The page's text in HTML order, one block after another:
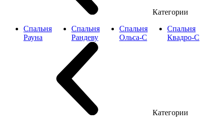
Категории
Спальня
Рауна
Спальня
Рандеву
Спальня
Ольса-С
Спальня
Квадро-С
Категории